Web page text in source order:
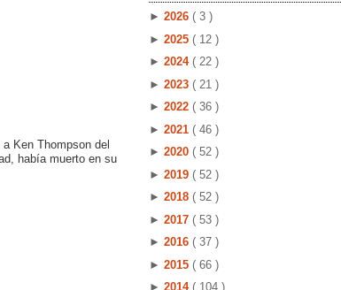
Ken Thompson del
había muerto en su
► 2026 ( 3 )
► 2025 ( 12 )
► 2024 ( 22 )
► 2023 ( 21 )
► 2022 ( 36 )
► 2021 ( 46 )
► 2020 ( 52 )
► 2019 ( 52 )
► 2018 ( 52 )
► 2017 ( 53 )
► 2016 ( 37 )
► 2015 ( 66 )
► 2014 ( 104 )